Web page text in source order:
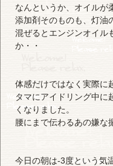
なんというか、オイルが
添加剤そのものも、灯油
混ぜるとエンジンオイル
か・・
体感だけではなく実際に
タマにアイドリング中に
くなりました。
腰にまで伝わるあの嫌な
今日の朝は-3度という気